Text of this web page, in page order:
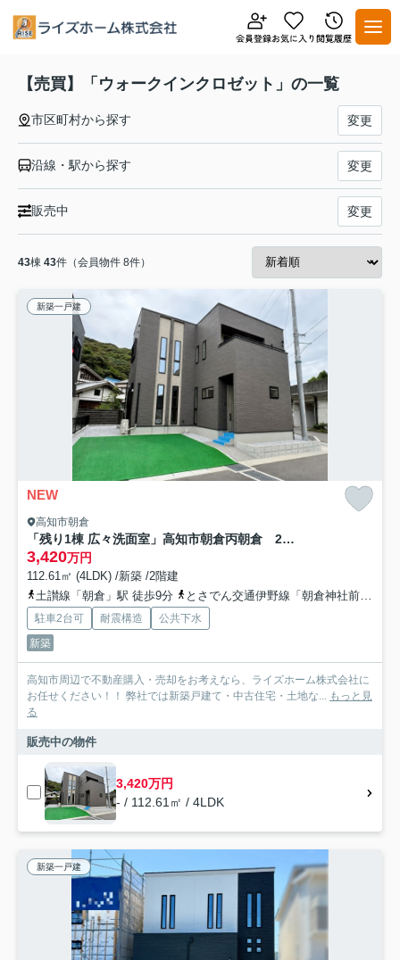
【売買】「ウォークインクロゼット」の一覧
市区町村から探す 変更
沿線・駅から探す 変更
販売中 変更
43棟 43件（会員物件 8件）
新築一戸建
NEW
高知市朝倉
「残り1棟 広々洗面室」高知市朝倉丙朝倉 2号地新築一戸建て
3,420万円
112.61㎡ (4LDK) /新築 /2階建
土讃線「朝倉」駅 徒歩9分
とさでん交通伊野線「朝倉神社前」駅 徒歩9分
駐車2台可 耐震構造
公共下水
新築
高知市周辺で不動産購入・売却をお考えなら、ライズホーム株式会社に
お任せください！！ 弊社では新築戸建て・中古住宅・土地な... もっと見
る
販売中の物件
3,420万円
- / 112.61㎡ / 4LDK
新築一戸建